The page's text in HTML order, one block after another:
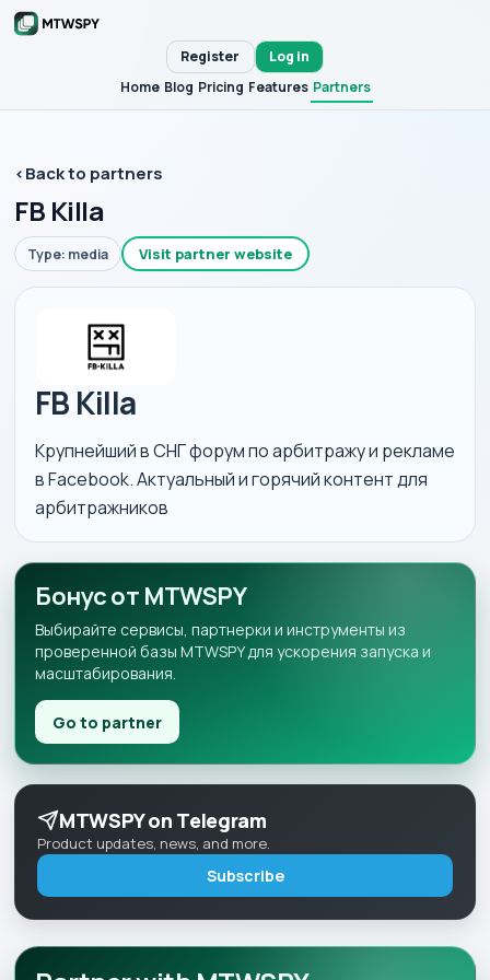
Home Blog Pricing Features Partners
Register Log in
‹Back to partners
FB Killa
Type: media Visit partner website
FB Killa
Крупнейший в СНГ форум по арбитражу и рекламе
в Facebook. Актуальный и горячий контент для
арбитражников
Бонус от MTWSPY
Выбирайте сервисы, партнерки и инструменты из
проверенной базы MTWSPY для ускорения запуска и
масштабирования.
Go to partner
MTWSPY on Telegram
Product updates, news, and more.
Subscribe